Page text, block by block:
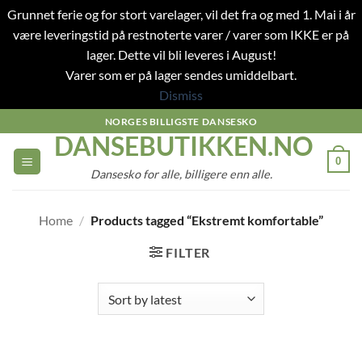
Grunnet ferie og for stort varelager, vil det fra og med 1. Mai i år
være leveringstid på restnoterte varer / varer som IKKE er på
lager. Dette vil bli leveres i August!
Varer som er på lager sendes umiddelbart.
Dismiss
to
content
NORGES BILLIGSTE DANSESKO
DANSEBUTIKKEN.NO
Dansesko for alle, billigere enn alle.
0
Home / Products tagged “Ekstremt komfortable”
FILTER